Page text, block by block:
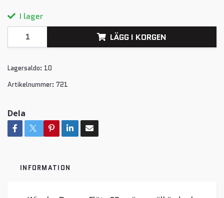
I lager
LÄGG I KORGEN
Lagersaldo: 10
Artikelnummer: 721
Dela
INFORMATION